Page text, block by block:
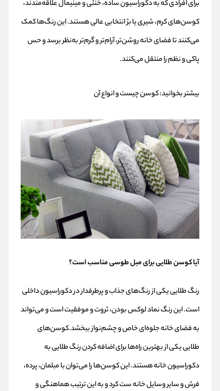
برای افرادی که به دکوراسیون ساده، خنثی و مینیمال علاقه‌مندند،
کوسن‌های کرم، شیری یا بژ انتخابی عالی هستند. این رنگ‌ها کمک
می‌کنند تا فضای خانه روشن‌تر، آرام‌تر و گرم‌تر به‌نظر برسد و حس
پاکی و نظم را منتقل می‌کنند.
بیشتر بخوانید:کوسن چیست و انواع آن
آیا کوسن طلایی برای مبل طوسی مناسب است؟
رنگ طلایی یکی از رنگ‌های جذاب و پرطرفدار در دکوراسیون داخلی
است. این رنگ نماد لوکس بودن، ثروت و موفقیت است و می‌تواند
به فضای خانه جلوه‌ای خاص و چشم‌نواز ببخشد.کوسن‌های
طلایی یکی از بهترین راه‌ها برای اضافه کردن رنگ طلایی به
دکوراسیون خانه هستند. این کوسن‌ها را می‌توان با مبلمان، پرده،
فرش و سایر وسایل خانه ست کرد و به این ترتیب هماهنگی و